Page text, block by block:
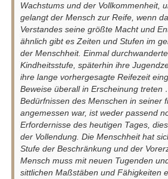
Wachstums und der Vollkommenheit,
gelangt der Mensch zur Reife, wenn
Verstandes seine größte Macht und
ähnlich gibt es Zeiten und Stufen im
der Menschheit. Einmal
Kindheitsstufe, späterhin ihre
ihre lange vorhergesagte Reifezeit
Beweise überall in Erscheinung treten
Bedürfnissen des Menschen in seiner
angemessen war, ist weder passend
Erfordernisse des heutigen Tages,
der Vollendung. Die Menschheit hat
Stufe der Beschränkung und der
Mensch muss mit neuen Tugenden
sittlichen Maßstäben und Fähigkeiten